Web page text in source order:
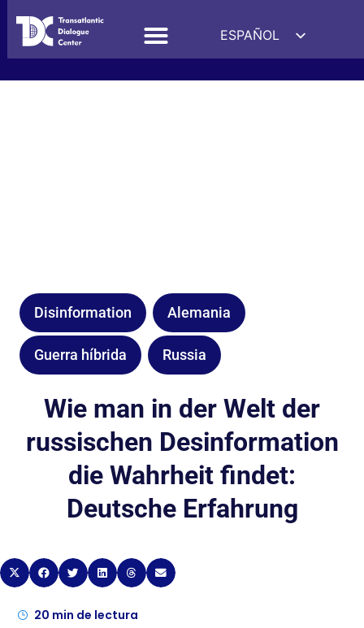
ESPAÑOL
ENGLISH
Disinformation Alemania
Guerra híbrida Russia
Wie man in der Welt der
russischen Desinformation
die Wahrheit findet:
Deutsche Erfahrung
20 min de lectura